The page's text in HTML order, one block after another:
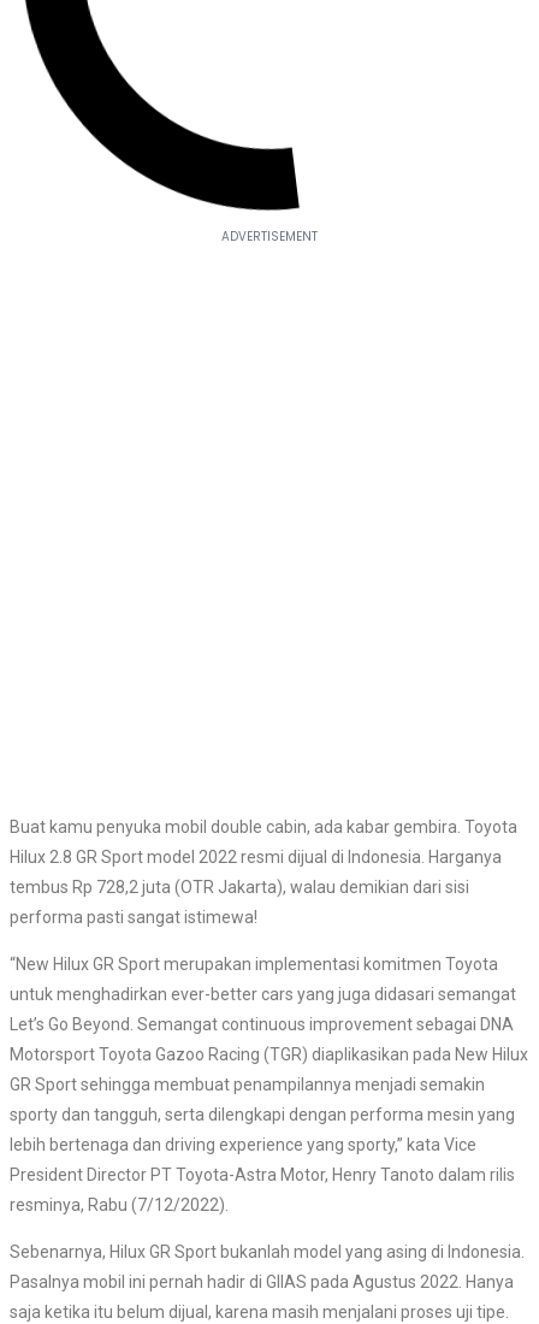
Buat kamu penyuka mobil double cabin, ada kabar gembira. Toyota
Hilux 2.8 GR Sport model 2022 resmi dijual di Indonesia. Harganya
tembus Rp 728,2 juta (OTR Jakarta), walau demikian dari sisi
performa pasti sangat istimewa!
“New Hilux GR Sport merupakan implementasi komitmen Toyota
untuk menghadirkan ever-better cars yang juga didasari semangat
Let’s Go Beyond. Semangat continuous improvement sebagai DNA
Motorsport Toyota Gazoo Racing (TGR) diaplikasikan pada New Hilux
GR Sport sehingga membuat penampilannya menjadi semakin
sporty dan tangguh, serta dilengkapi dengan performa mesin yang
lebih bertenaga dan driving experience yang sporty,” kata Vice
President Director PT Toyota-Astra Motor, Henry Tanoto dalam rilis
resminya, Rabu (7/12/2022).
Sebenarnya, Hilux GR Sport bukanlah model yang asing di Indonesia.
Pasalnya mobil ini pernah hadir di GIIAS pada Agustus 2022. Hanya
saja ketika itu belum dijual, karena masih menjalani proses uji tipe.